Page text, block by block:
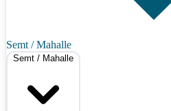
Semt / Mahalle
Semt / Mahalle